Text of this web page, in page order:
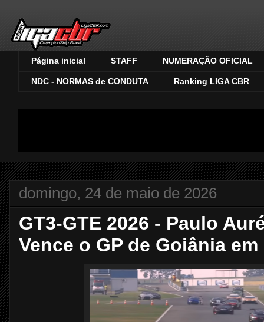
Página inicial STAFF NUMERAÇÃO OFICIAL
NDC - NORMAS de CONDUTA Ranking LIGA CBR
domingo, 24 de maio de 2026
GT3-GTE 2026 - Paulo
Vence o GP de Goiânia